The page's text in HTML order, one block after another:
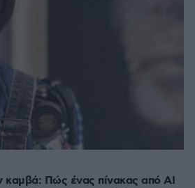
καμβά: Πώς ένας πίνακας από AI